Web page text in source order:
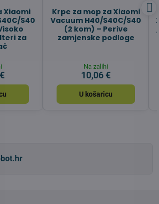
Xiaomi
S40
za
Krpe za mop za Xiaomi
Vacuum H40/S40C/S40
(2 kom) – Perive
zamjenske podloge
Na zalihi
10,06 €
U košaricu